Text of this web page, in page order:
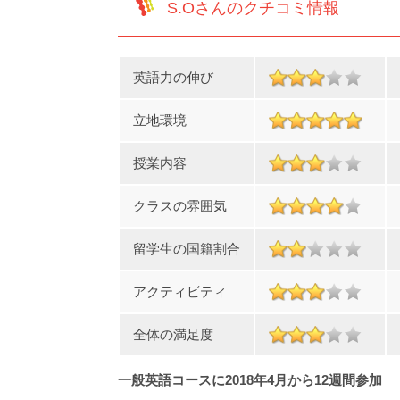
S.Oさんのクチコミ情報
英語力の伸び
立地環境
授業内容
クラスの雰囲気
留学生の国籍割合
アクティビティ
全体の満足度
一般英語コースに2018年4月から12週間参加